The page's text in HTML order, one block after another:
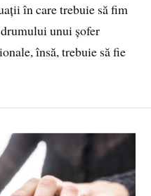
în care trebuie să fim
unui șofer
însă, trebuie să fie